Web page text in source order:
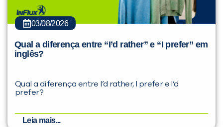
03/08/2026
Qual a diferença entre “I’d rather” e “I prefer” em
inglês?
Qual a diferença entre I’d rather, I prefer e I’d
prefer?
Leia mais...